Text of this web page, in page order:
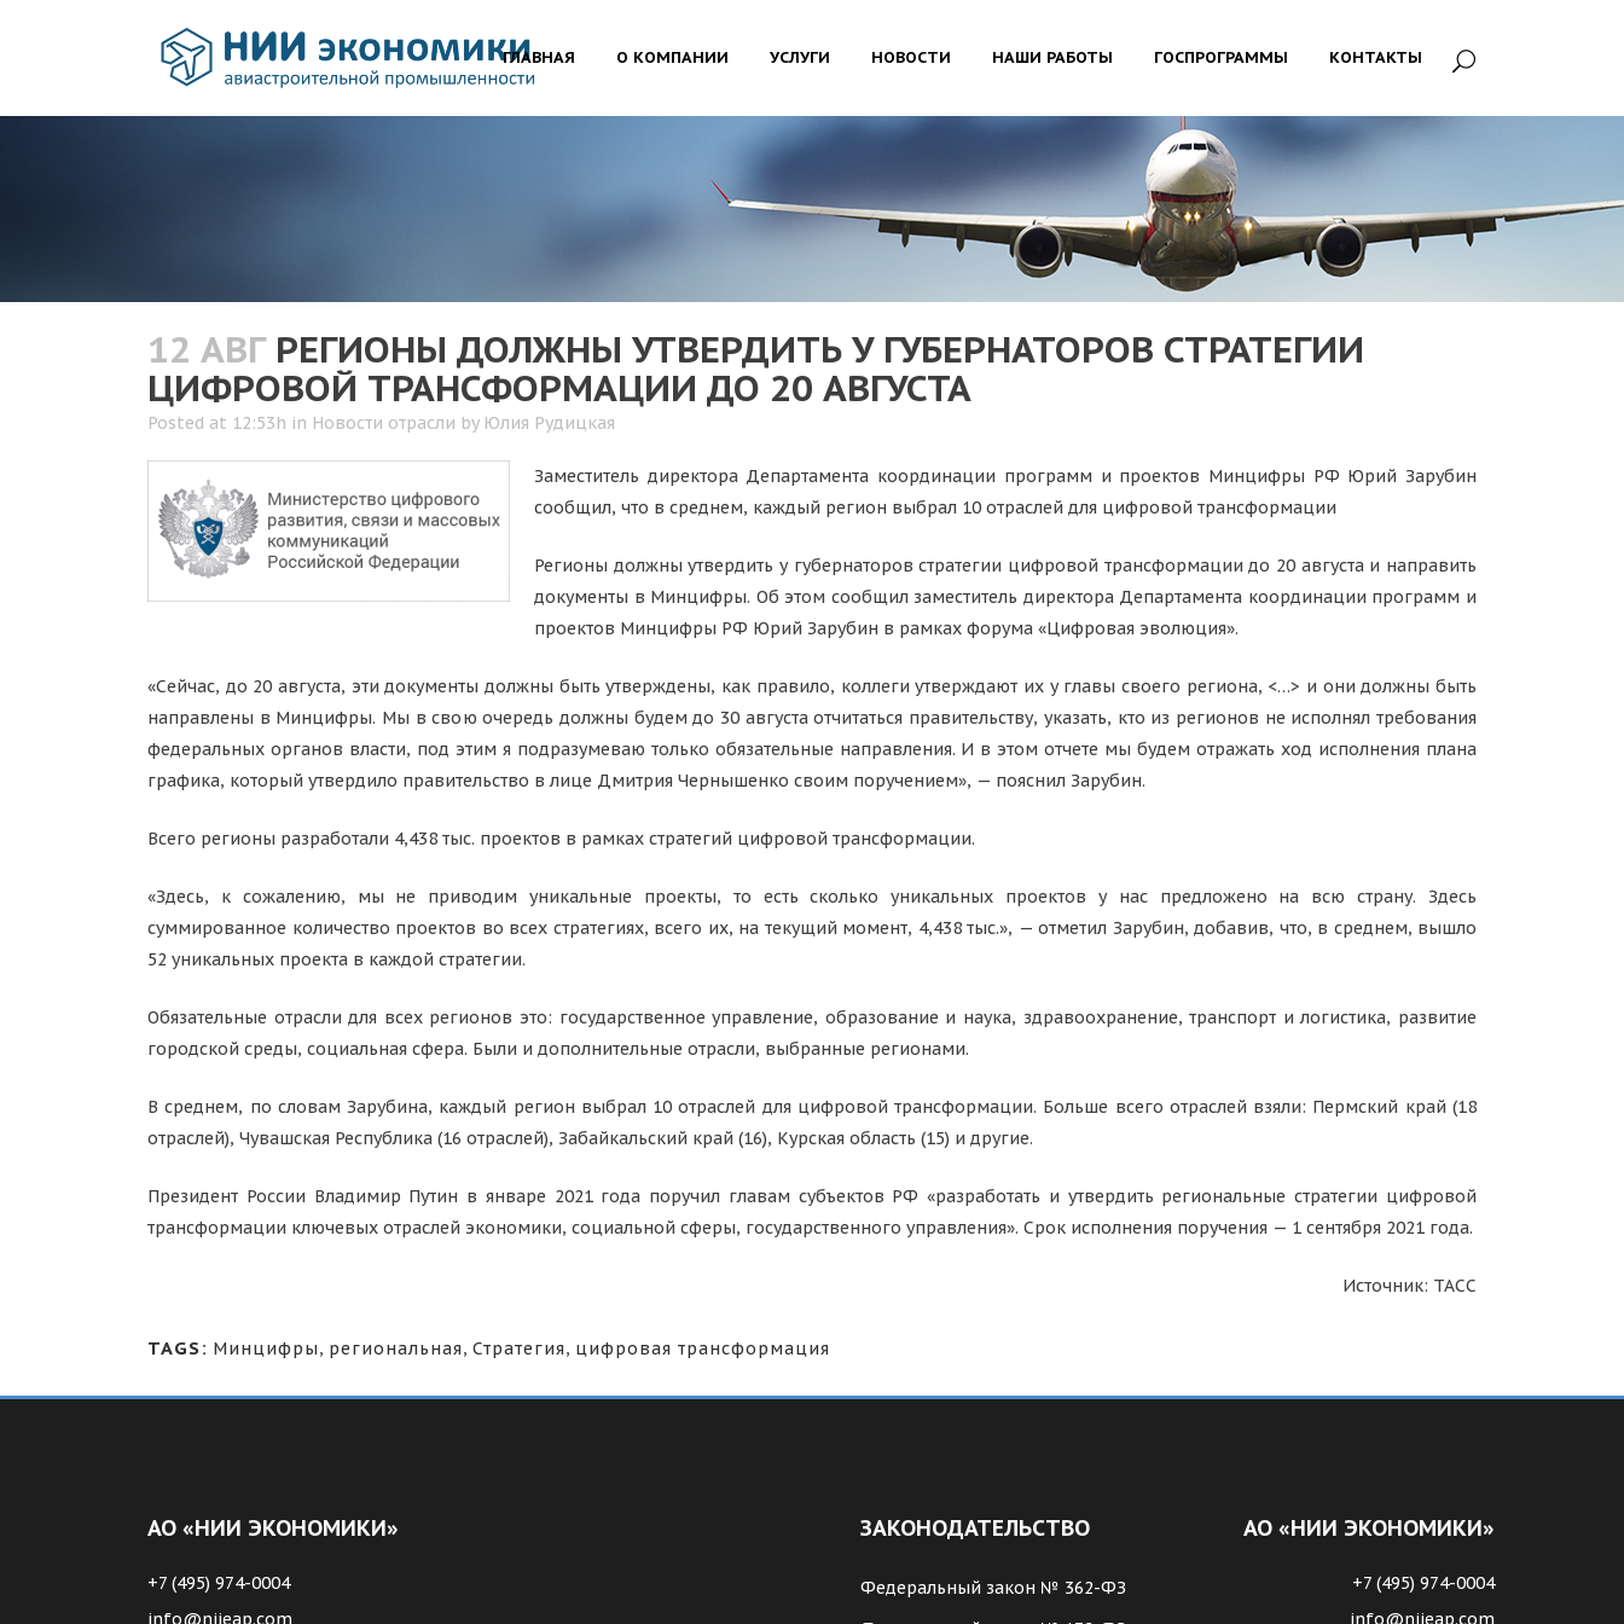
ГЛАВНАЯ О КОМПАНИИ УСЛУГИ НОВОСТИ НАШИ РАБОТЫ ГОСПРОГРАММЫ КОНТАКТЫ
12 АВГРЕГИОНЫ ДОЛЖНЫ УТВЕРДИТЬ У ГУБЕРНАТОРОВ СТРАТЕГИИ
ЦИФРОВОЙ ТРАНСФОРМАЦИИ ДО 20 АВГУСТА
Posted at 12:53h in Новости отрасли by Юлия Рудицкая
Заместитель директора Департамента координации программ и проектов Минцифры РФ Юрий Зарубин
сообщил, что в среднем, каждый регион выбрал 10 отраслей для цифровой трансформации
Регионы должны утвердить у губернаторов стратегии цифровой трансформации до 20 августа и направить
документы в Минцифры. Об этом сообщил заместитель директора Департамента координации программ и
проектов Минцифры РФ Юрий Зарубин в рамках форума «Цифровая эволюция».
«Сейчас, до 20 августа, эти документы должны быть утверждены, как правило, коллеги утверждают их у главы своего региона, <…> и они должны быть
направлены в Минцифры. Мы в свою очередь должны будем до 30 августа отчитаться правительству, указать, кто из регионов не исполнял требования
федеральных органов власти, под этим я подразумеваю только обязательные направления. И в этом отчете мы будем отражать ход исполнения плана
графика, который утвердило правительство в лице Дмитрия Чернышенко своим поручением», — пояснил Зарубин.
Всего регионы разработали 4,438 тыс. проектов в рамках стратегий цифровой трансформации.
«Здесь, к сожалению, мы не приводим уникальные проекты, то есть сколько уникальных проектов у нас предложено на всю страну. Здесь
суммированное количество проектов во всех стратегиях, всего их, на текущий момент, 4,438 тыс.», — отметил Зарубин, добавив, что, в среднем, вышло
52 уникальных проекта в каждой стратегии.
Обязательные отрасли для всех регионов это: государственное управление, образование и наука, здравоохранение, транспорт и логистика, развитие
городской среды, социальная сфера. Были и дополнительные отрасли, выбранные регионами.
В среднем, по словам Зарубина, каждый регион выбрал 10 отраслей для цифровой трансформации. Больше всего отраслей взяли: Пермский край (18
отраслей), Чувашская Республика (16 отраслей), Забайкальский край (16), Курская область (15) и другие.
Президент России Владимир Путин в январе 2021 года поручил главам субъектов РФ «разработать и утвердить региональные стратегии цифровой
трансформации ключевых отраслей экономики, социальной сферы, государственного управления». Срок исполнения поручения — 1 сентября 2021 года.
Источник: ТАСС
TAGS: Минцифры, региональная, Стратегия, цифровая трансформация
АО «НИИ ЭКОНОМИКИ»
+7 (495) 974-0004
info@niieap.com
ЗАКОНОДАТЕЛЬСТВО
Федеральный закон № 362-ФЗ
АО «НИИ ЭКОНОМИКИ»
+7 (495) 974-0004
info@niieap.com